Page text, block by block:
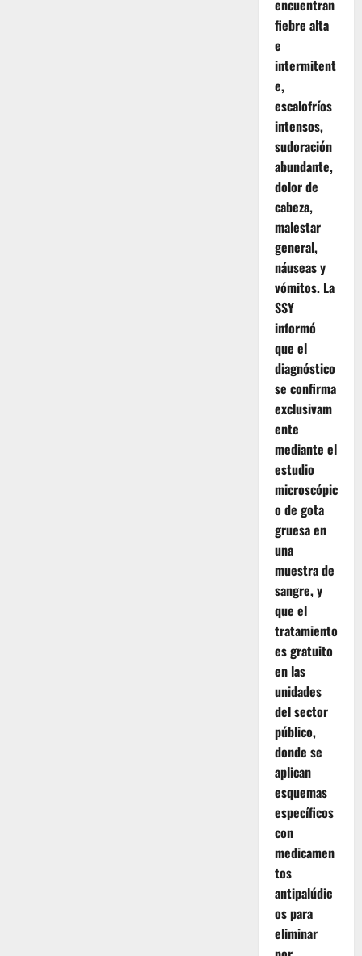
encuentran
fiebre alta
e
intermitent
e,
escalofríos
intensos,
sudoración
abundante,
dolor de
cabeza,
malestar
general,
náuseas y
vómitos. La
SSY
informó
que el
diagnóstico
se confirma
exclusivam
ente
mediante el
estudio
microscópic
o de gota
gruesa en
una
muestra de
sangre, y
que el
tratamiento
es gratuito
en las
unidades
del sector
público,
donde se
aplican
esquemas
específicos
con
medicamen
tos
antipalúdic
os para
eliminar